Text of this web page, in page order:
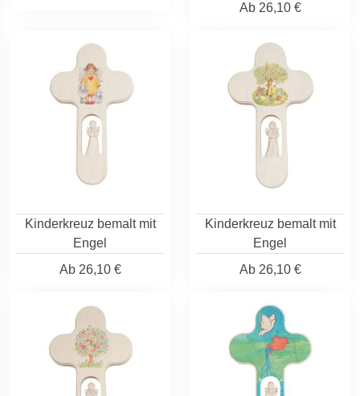
Ab26,10 €
Kinderkreuz bemalt mit
Engel
Ab26,10 €
Kinderkreuz bemalt mit
Engel
Ab26,10 €